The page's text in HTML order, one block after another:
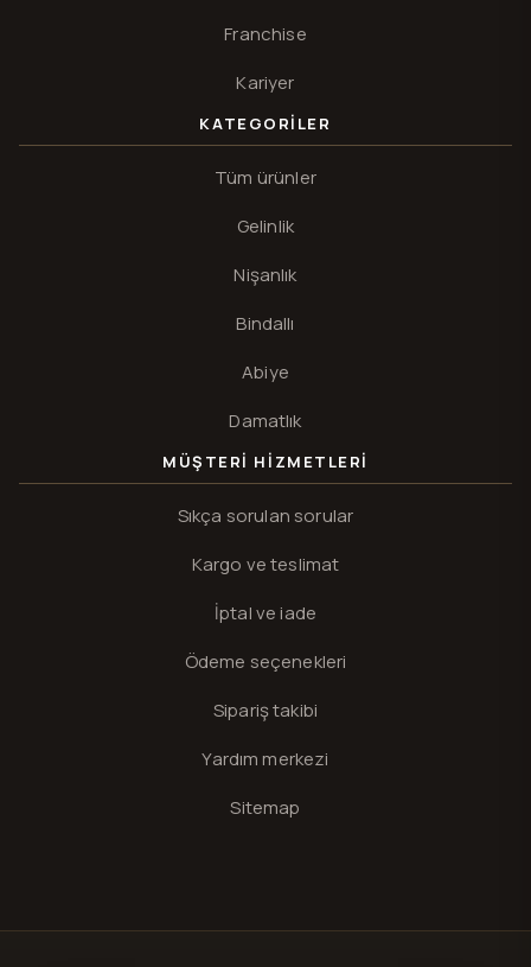
Franchise
Kariyer
KATEGORILER
Tüm ürünler
Gelinlik
Nişanlık
Bindallı
Abiye
Damatlık
MÜŞTERI HIZMETLERI
Sıkça sorulan sorular
Kargo ve teslimat
İptal ve iade
Ödeme seçenekleri
Sipariş takibi
Yardım merkezi
Sitemap